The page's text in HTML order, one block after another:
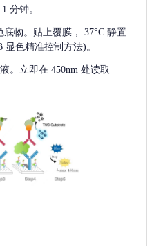
分钟。
底物。贴上覆膜， 37°C 静置
色精准控制方法)。
。立即在 450nm 处读取